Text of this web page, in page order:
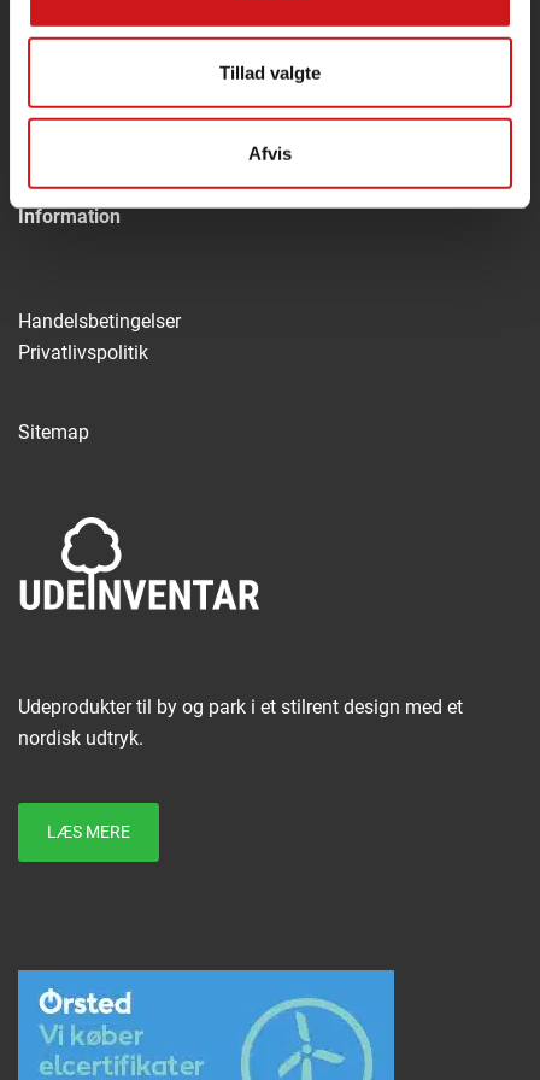
Tillad valgte
Afvis
Kommende flagdage
Information
Handelsbetingelser
Privatlivspolitik
Sitemap
Udeprodukter til by og park i et stilrent design med et
nordisk udtryk.
LÆS MERE